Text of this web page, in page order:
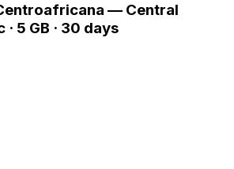
— Central
5 GB · 30 days